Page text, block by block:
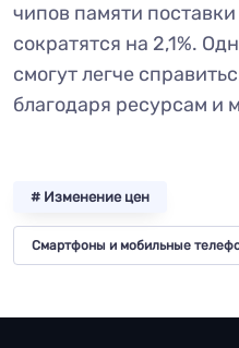
чипов памяти
сократятся на 2,1%.
смогут легче
благодаря ресурсам и
# Изменение цен
Смартфоны и мобильные